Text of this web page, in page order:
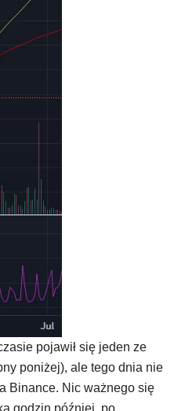
pojawił się jeden ze
poniżej), ale tego dnia nie
Binance. Nic ważnego się